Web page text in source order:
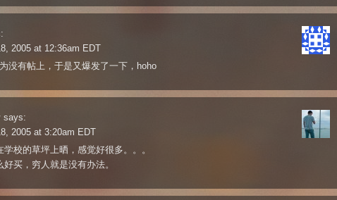
2005 at 12:36am EDT
没有帖上，于是又爆发了一下，hoho
says:
2005 at 3:20am EDT
学校的草坪上晒，感觉好很多。。。
好买，穷人就是没有办法。